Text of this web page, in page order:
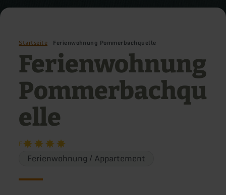
Startseite Ferienwohnung Pommerbachquelle
Ferienwohnung
Pommerbachqu
elle
F
Ferienwohnung / Appartement